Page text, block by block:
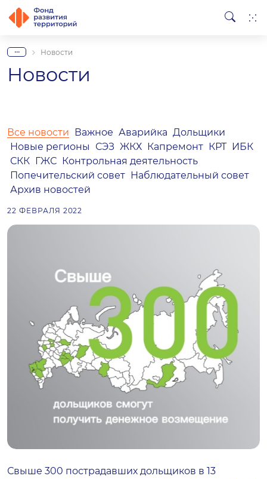
... Новости
Новости
Все новости Важное Аварийка Дольщики
Новые регионы
СЭЗ ЖКХ Капремонт КРТ ИБК
СКК ГЖС Контрольная деятельность
Попечительский совет Наблюдательный совет
Архив новостей
22 ФЕВРАЛЯ 2022
Свыше 300 пострадавших дольщиков в 13